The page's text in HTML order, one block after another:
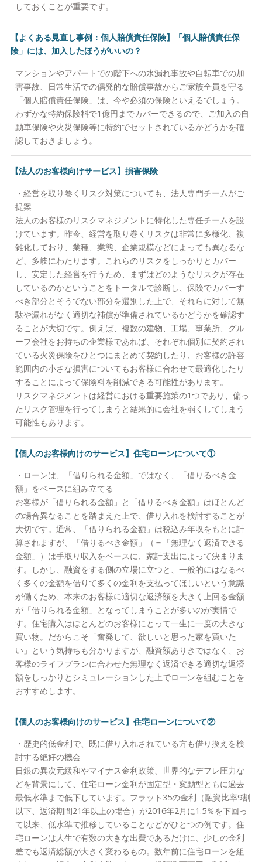
しておくことが重要です。
【よくある見直し事例：個人賠償責任保険】「個人賠償責任保
険」には、加入したほうがいいの？
マンションやアパートでの階下への水漏れ事故や自転車での加
害事故、日常生活での偶発的な賠償事故からご家族全員を守る
「個人賠償責任保険」は、今や必須の保険といえるでしょう。
わずかな特約保険料で1億円までカバーできるので、ご加入の自
動車保険や火災保険等に特約でセットされているかどうかを確
認しておきましょう。
【法人のお客様向けサービス】損害保険
・経営を取り巻くリスク対策についても、法人専門チームがご
提案
法人のお客様のリスクマネジメントに特化した専任チームを設
けています。昨今、経営を取り巻くリスクは非常に多様化、複
雑化しており、業種、業態、企業規模などによっても異なるな
ど、多岐にわたります。これらのリスクをしっかりとカバー
し、安定した経営を行うため、まずはどのようなリスクが存在
しているのかということをトータルで診断し、保険でカバーす
べき部分とそうでない部分を選別した上で、それらに対して無
駄や漏れがなく適切な補償が準備されているかどうかを確認す
ることが大切です。例えば、複数の建物、工場、事業所、グル
ープ会社をお持ちの企業様であれば、それぞれ個別に契約され
ている火災保険をひとつにまとめて契約したり、お客様の許容
範囲内の小さな損害についてもお客様に合わせて最適化したり
することによって保険料を削減できる可能性があります。
リスクマネジメントは経営における重要施策の1つであり、偏っ
たリスク管理を行ってしまうと結果的に会社を弱くしてしまう
可能性もあります。
【個人のお客様向けのサービス】住宅ローンについて①
・ローンは、「借りられる金額」ではなく、「借りるべき金
額」をベースに組み立てる
お客様が「借りられる金額」と「借りるべき金額」はほとんど
の場合異なることを踏まえた上で、借り入れを検討することが
大切です。通常、「借りられる金額」は税込み年収をもとに計
算されますが、「借りるべき金額」（＝「無理なく返済できる
金額」）は手取り収入をベースに、家計支出によって決まりま
す。しかし、融資をする側の立場に立つと、一般的にはなるべ
く多くの金額を借りて多くの金利を支払ってほしいという意識
が働くため、本来のお客様に適切な返済額を大きく上回る金額
が「借りられる金額」となってしまうことが多いのが実情で
す。住宅購入はほとんどのお客様にとって一生に一度の大きな
買い物。だからこそ「奮発して、欲しいと思った家を買いた
い」という気持ちも分かりますが、融資額ありきではなく、お
客様のライフプランに合わせた無理なく返済できる適切な返済
額をしっかりとシミュレーションした上でローンを組むことを
おすすめします。
【個人のお客様向けのサービス】住宅ローンについて②
・歴史的低金利で、既に借り入れされている方も借り換えを検
討する絶好の機会
日銀の異次元緩和やマイナス金利政策、世界的なデフレ圧力な
どを背景にして、住宅ローン金利が固定型・変動型ともに過去
最低水準まで低下しています。フラット35の金利（融資比率9割
以下、返済期間21年以上の場合）が2016年2月に1.5％を下回っ
て以来、低水準で推移していることなどがひとつの例です。住
宅ローンは人生で有数の大きな出費であるだけに、少しの金利
差でも返済総額が大きく変わるもの。数年前に住宅ローンを組